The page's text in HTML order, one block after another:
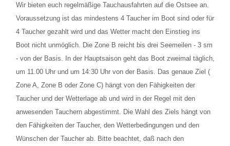
Preise Ausbildung
ÖFFNUNGSZEITEN
TERMINE
KONTAKT
Lage und Anfahrt
Wir bieten euch regelmäßige Tauchausfahrten auf die Ostsee an.
Voraussetzung ist das mindestens 4 Taucher im Boot sind oder für
4 Taucher gezahlt wird und das Wetter macht den Einstieg ins
Boot nicht unmöglich. Die Zone B reicht bis drei Seemeilen - 3 sm
- von der Basis. In der Hauptsaison geht das Boot zweimal täglich,
um 11.00 Uhr und um 14:30 Uhr von der Basis. Das genaue Ziel (
Zone A, Zone B oder Zone C) hängt von den Fähigkeiten der
Taucher und der Wetterlage ab und wird in der Regel mit den
anwesenden Tauchern abgestimmt. Die Wahl des Ziels hängt von
den Fähigkeiten der Taucher, den Wetterbedingungen und den
Wünschen der Taucher ab. Bitte beachtet, daß nach den